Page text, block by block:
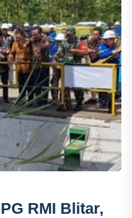
RMI Blitar,